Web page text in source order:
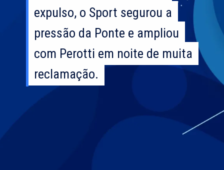
expulso, o Sport segurou a
pressão da Ponte e ampliou
com Perotti em noite de muita
reclamação.
expulso, o Sport segurou a
pressão da Ponte e ampliou
com Perotti em noite de muita
reclamação.